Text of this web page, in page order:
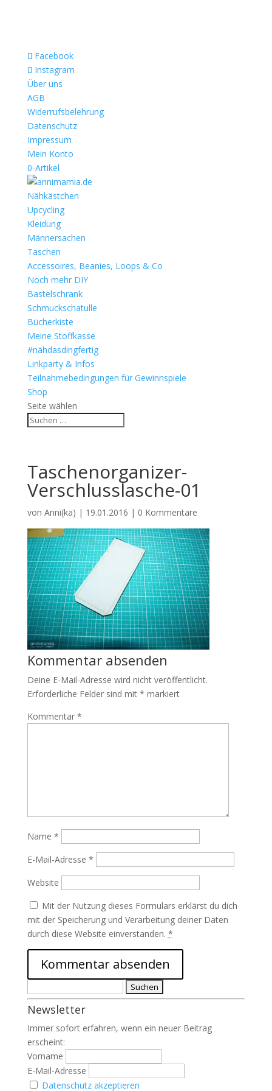
Facebook
Instagram
Über uns
AGB
Widerrufsbelehrung
Datenschutz
Impressum
Mein Konto
0-Artikel
Nähkästchen
Upcycling
Kleidung
Männersachen
Taschen
Accessoires, Beanies, Loops & Co
Noch mehr DIY
Bastelschrank
Schmuckschatulle
Bücherkiste
Meine Stoffkasse
#nähdasdingfertig
Linkparty & Infos
Teilnahmebedingungen für Gewinnspiele
Shop
Seite wählen
Taschenorganizer-
Verschlusslasche-01
von Anni(ka) | 19.01.2016 | 0 Kommentare
Kommentar absenden
Deine E-Mail-Adresse wird nicht veröffentlicht.
Erforderliche Felder sind mit * markiert
Kommentar *
Name *
E-Mail-Adresse *
Website
Mit der Nutzung dieses Formulars erklärst du dich
mit der Speicherung und Verarbeitung deiner Daten
durch diese Website einverstanden. *
nach:
Newsletter
Immer sofort erfahren, wenn ein neuer Beitrag
erscheint:
Vorname
E-Mail-Adresse
Datenschutz akzeptieren